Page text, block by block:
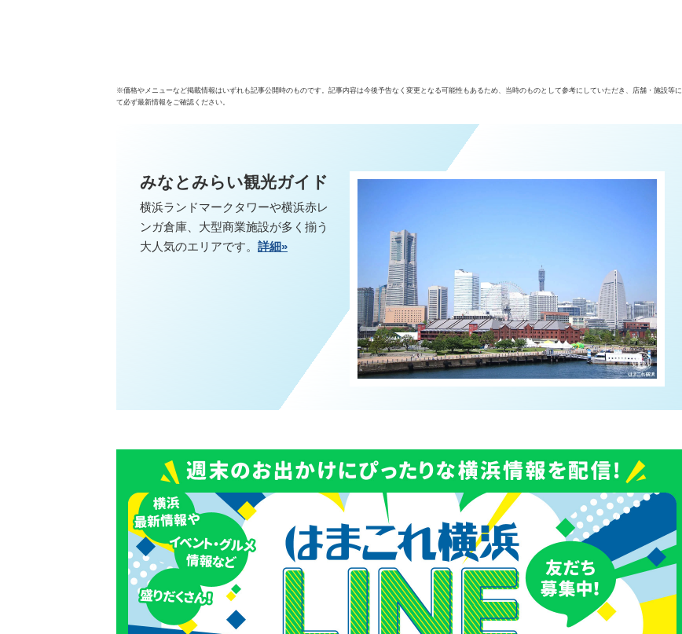
※価格やメニューなど掲載情報はいずれも記事公開時のものです。記事内容は今後予告なく変更となる可能性もあるため、当時のものとして参考にしていただき、店舗・施設等に
て必ず最新情報をご確認ください。
みなとみらい観光ガイド
横浜ランドマークタワーや横浜赤レ
ンガ倉庫、大型商業施設が多く揃う
大人気のエリアです。 詳細»